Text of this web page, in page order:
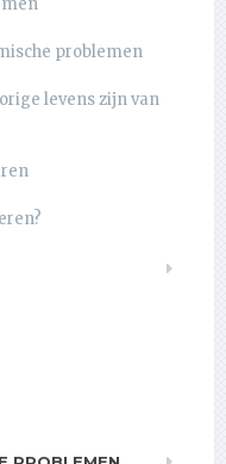
problemen
levens zijn van